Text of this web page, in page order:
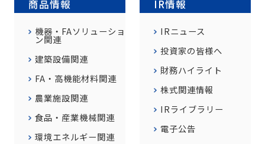
商品情報
機器・FAソリューショ
ン関連
建築設備関連
FA・高機能材料関連
農業施設関連
食品・産業機械関連
環境エネルギー関連
IR情報
IRニュース
投資家の皆様へ
財務ハイライト
株式関連情報
IRライブラリー
電子公告